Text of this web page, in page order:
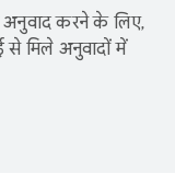
अनुवाद करने के लिए,
मिले अनुवादों में